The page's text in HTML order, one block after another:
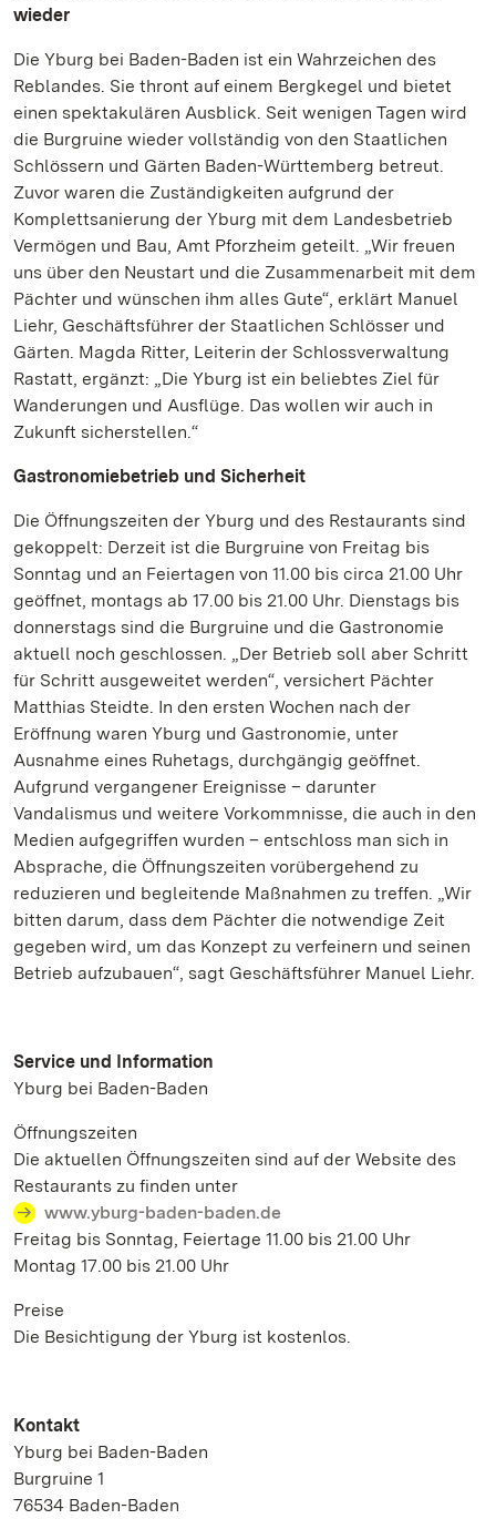
wieder
Die Yburg bei Baden-Baden ist ein Wahrzeichen des
Reblandes. Sie thront auf einem Bergkegel und bietet
einen spektakulären Ausblick. Seit wenigen Tagen wird
die Burgruine wieder vollständig von den Staatlichen
Schlössern und Gärten Baden-Württemberg betreut.
Zuvor waren die Zuständigkeiten aufgrund der
Komplettsanierung der Yburg mit dem Landesbetrieb
Vermögen und Bau, Amt Pforzheim geteilt. „Wir freuen
uns über den Neustart und die Zusammenarbeit mit dem
Pächter und wünschen ihm alles Gute“, erklärt Manuel
Liehr, Geschäftsführer der Staatlichen Schlösser und
Gärten. Magda Ritter, Leiterin der Schlossverwaltung
Rastatt, ergänzt: „Die Yburg ist ein beliebtes Ziel für
Wanderungen und Ausflüge. Das wollen wir auch in
Zukunft sicherstellen.“
Gastronomiebetrieb und Sicherheit
Die Öffnungszeiten der Yburg und des Restaurants sind
gekoppelt: Derzeit ist die Burgruine von Freitag bis
Sonntag und an Feiertagen von 11.00 bis circa 21.00 Uhr
geöffnet, montags ab 17.00 bis 21.00 Uhr. Dienstags bis
donnerstags sind die Burgruine und die Gastronomie
aktuell noch geschlossen. „Der Betrieb soll aber Schritt
für Schritt ausgeweitet werden“, versichert Pächter
Matthias Steidte. In den ersten Wochen nach der
Eröffnung waren Yburg und Gastronomie, unter
Ausnahme eines Ruhetags, durchgängig geöffnet.
Aufgrund vergangener Ereignisse – darunter
Vandalismus und weitere Vorkommnisse, die auch in den
Medien aufgegriffen wurden – entschloss man sich in
Absprache, die Öffnungszeiten vorübergehend zu
reduzieren und begleitende Maßnahmen zu treffen. „Wir
bitten darum, dass dem Pächter die notwendige Zeit
gegeben wird, um das Konzept zu verfeinern und seinen
Betrieb aufzubauen“, sagt Geschäftsführer Manuel Liehr.
Service und Information
Yburg bei Baden-Baden
Öffnungszeiten
Die aktuellen Öffnungszeiten sind auf der Website des
Restaurants zu finden unter
www.yburg-baden-baden.de
Freitag bis Sonntag, Feiertage 11.00 bis 21.00 Uhr
Montag 17.00 bis 21.00 Uhr
Preise
Die Besichtigung der Yburg ist kostenlos.
Kontakt
Yburg bei Baden-Baden
Burgruine 1
76534 Baden-Baden